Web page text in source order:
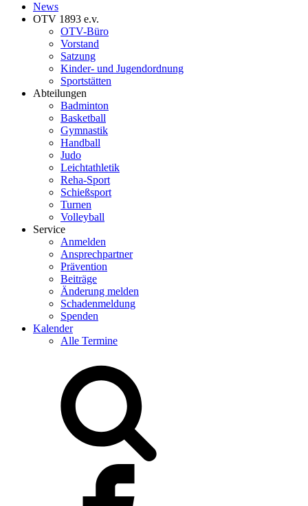
News
OTV 1893 e.v.
OTV-Büro
Vorstand
Satzung
Kinder- und Jugendordnung
Sportstätten
Abteilungen
Badminton
Basketball
Gymnastik
Handball
Judo
Leichtathletik
Reha-Sport
Schießsport
Turnen
Volleyball
Service
Anmelden
Ansprechpartner
Prävention
Beiträge
Änderung melden
Schadenmeldung
Spenden
Kalender
Alle Termine